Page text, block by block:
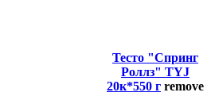
Тесто "Спринг
Роллз" TYJ
20к*550 г remove